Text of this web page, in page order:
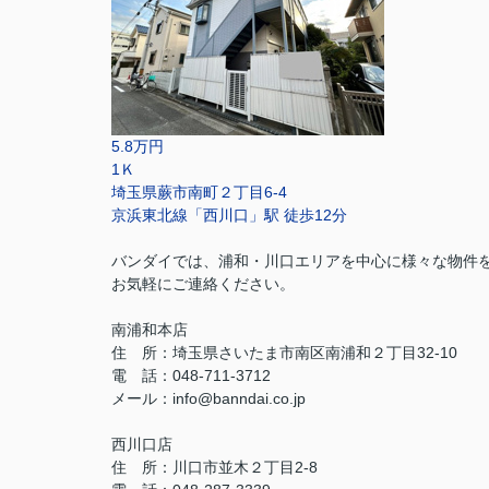
5.8万円
1Ｋ
埼玉県蕨市南町２丁目6-4
京浜東北線「西川口」駅 徒歩12分
バンダイでは、浦和・川口エリアを中心に様々な物件
お気軽にご連絡ください。
南浦和本店
住 所： 埼玉県さいたま市南区南浦和２丁目32-10
電 話：048-711-3712
メール： info@banndai.co.jp
西川口店
住 所： 川口市並木２丁目2-8